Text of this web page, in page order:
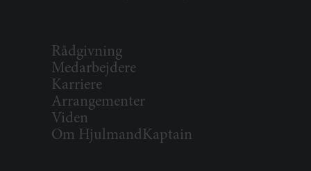
Rådgivning
Medarbejdere
Karriere
Arrangementer
Viden
Om HjulmandKaptain